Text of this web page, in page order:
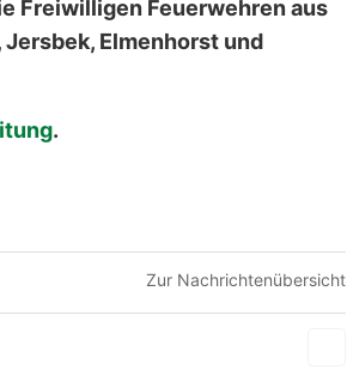
Freiwilligen Feuerwehren aus
Elmenhorst und
.
Zur Nachrichtenübersicht